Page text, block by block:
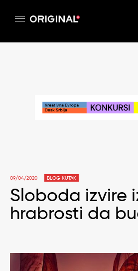
09/04/2020 BLOG KUTAK
Sloboda izvire
hrabrosti da